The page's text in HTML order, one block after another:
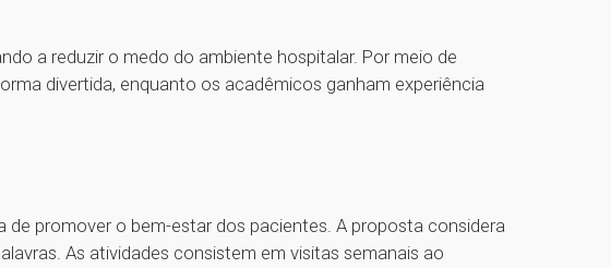
a reduzir o medo do ambiente hospitalar. Por meio de
divertida, enquanto os acadêmicos ganham experiência
promover o bem-estar dos pacientes. A proposta considera
As atividades consistem em visitas semanais ao